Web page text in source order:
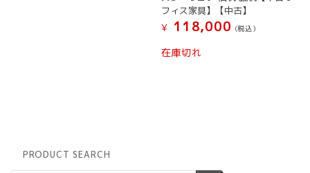
フィス家具】【中古】
¥
118,000 (税込）
在庫切れ
PRODUCT SEARCH